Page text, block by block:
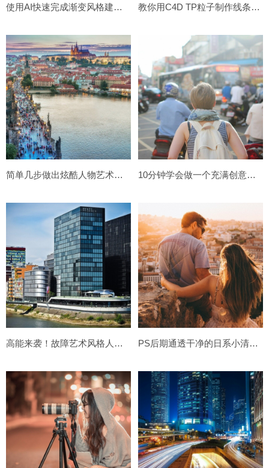
使用AI快速完成渐变风格建筑场景插画 教你用C4D TP粒子制作线条流淌效果
简单几步做出炫酷人物艺术封面！ 10分钟学会做一个充满创意设计感的许愿瓶！
高能来袭！故障艺术风格人物海报！ PS后期通透干净的日系小清新调色教程